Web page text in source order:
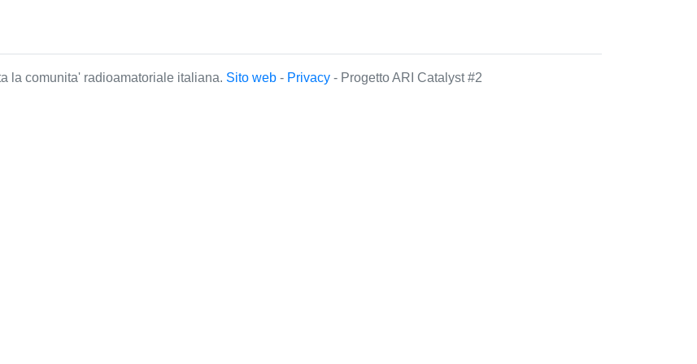
la comunita' radioamatoriale italiana. Sito web - Privacy - Progetto ARI Catalyst #2